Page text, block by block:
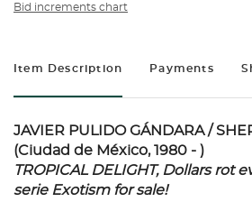
Bid increments chart
Item Description Payments
JAVIER PULIDO GÁNDARA /
(Ciudad de México, 1980 - )
TROPICAL DELIGHT, Dollars rot
serie Exotism for sale!